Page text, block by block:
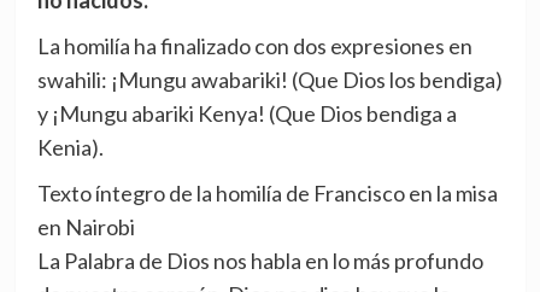
La homilía ha finalizado con dos expresiones en
swahili: ¡Mungu awabariki! (Que Dios los bendiga)
y ¡Mungu abariki Kenya! (Que Dios bendiga a
Kenia).
Texto íntegro de la homilía de Francisco en la misa
en Nairobi
La Palabra de Dios nos habla en lo más profundo